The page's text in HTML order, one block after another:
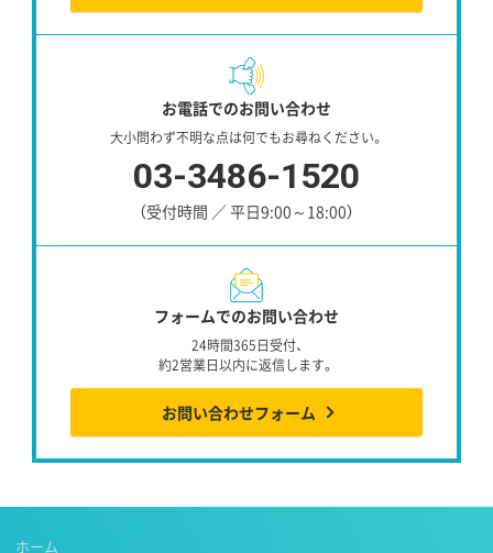
お電話でのお問い合わせ
大小問わず不明な点は何でもお尋ねください。
03-3486-1520
（受付時間 ／ 平日9:00～18:00）
フォームでのお問い合わせ
24時間365日受付、
約2営業日以内に返信します。
お問い合わせフォーム
ホーム